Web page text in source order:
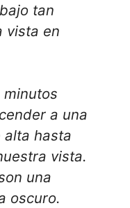
tan
vista en
minutos
a una
alta hasta
vista.
una
oscuro.